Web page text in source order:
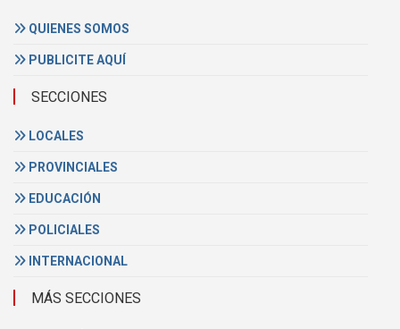
QUIENES SOMOS
PUBLICITE AQUÍ
SECCIONES
LOCALES
PROVINCIALES
EDUCACIÓN
POLICIALES
INTERNACIONAL
MÁS SECCIONES